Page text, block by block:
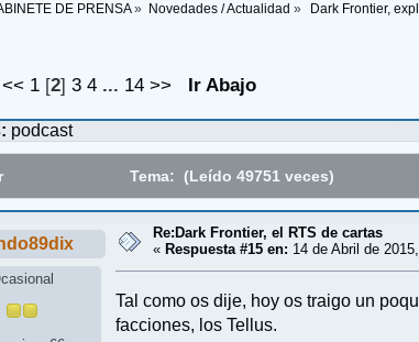
DE PRENSA» Novedades / Actualidad » Dark Frontier,
<< 1[2] 3 4 ... 14 >> Ir Abajo
podcast
Tema: (Leído 49751 veces)
Re:Dark Frontier, el RTS de cartas
« Respuesta #15 en: 14 de Abril de
Tal como os dije, hoy os traigo un
facciones, los Tellus.